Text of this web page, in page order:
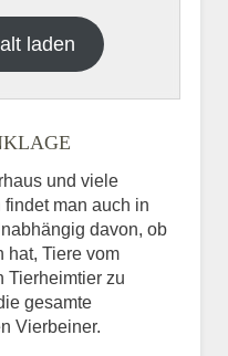
laden
und viele
man auch in
davon, ob
hat, Tiere vom
Tierheimtier zu
gesamte
Vierbeiner.